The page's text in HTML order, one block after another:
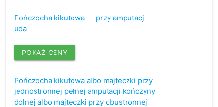
Pończocha kikutowa — przy amputacji
uda
POKAŻ CENY
Pończocha kikutowa albo majteczki przy
jednostronnej pełnej amputacji kończyny
dolnej albo majteczki przy obustronnej